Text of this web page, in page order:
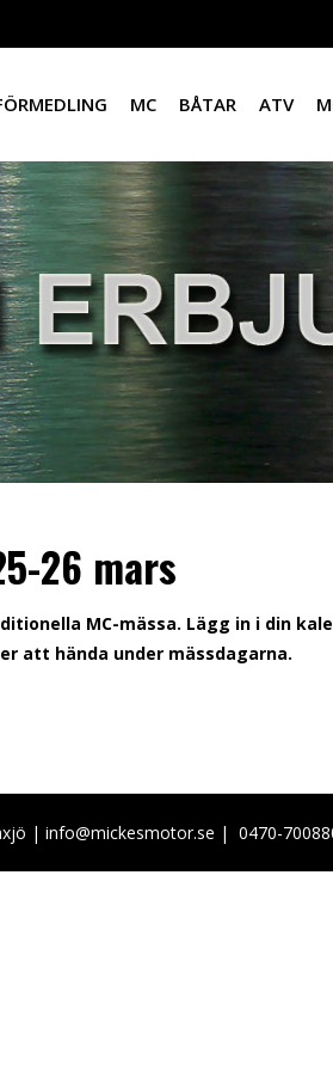
MC BÅTAR ATV
26 mars
MC-mässa. Lägg in i din
att hända under mässdagarna.
| info@mickesmotor.se | 0470-